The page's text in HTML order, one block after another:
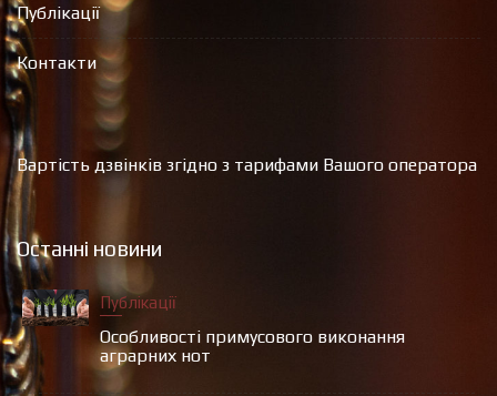
Публікації
Контакти
Вартість дзвінків згідно з тарифами Вашого оператора
Останні новини
Публікації
Особливості примусового виконання
аграрних нот